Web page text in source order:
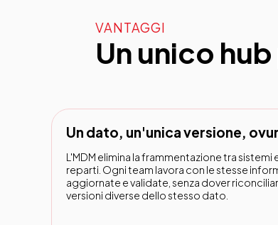
VANTAGGI
Un unico
Un dato, un'unica versione,
L'MDM elimina la frammentazione tra sistemi
reparti. Ogni team lavora con le stesse
aggiornate e validate, senza dover
versioni diverse dello stesso dato.